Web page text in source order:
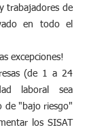
trabajadores de
en todo el
excepciones!
(de 1 a 24
laboral sea
de "bajo riesgo"
los SISAT